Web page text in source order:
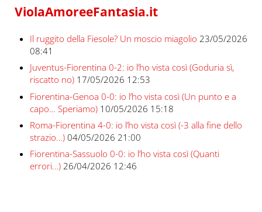
ViolaAmoreeFantasia.it
Il ruggito della Fiesole? Un moscio miagolio 23/05/2026
08:41
Juventus-Fiorentina 0-2: io l’ho vista così (Goduria sì,
riscatto no) 17/05/2026 12:53
Fiorentina-Genoa 0-0: io l’ho vista così (Un punto e a
capo… Speriamo) 10/05/2026 15:18
Roma-Fiorentina 4-0: io l’ho vista così (-3 alla fine dello
strazio…) 04/05/2026 21:00
Fiorentina-Sassuolo 0-0: io l’ho vista così (Quanti
errori…) 26/04/2026 12:46